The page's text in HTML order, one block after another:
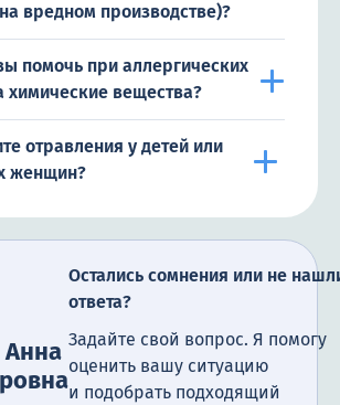
вредном производстве)?
помочь при аллергических
химические вещества?
отравления у детей или
женщин?
Анна
Остались сомнения или не
ответа?
Задайте свой вопрос. Я помогу
оценить вашу ситуацию
и подобрать подходящий